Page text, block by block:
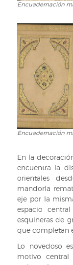
Encuadernación
de
cartera.
Sig:
2PP
73
Encuadernación
Encuadernación
de
cartera.
Sig:
2PP
73
Encuadernación
En la
encuentra la
orientales
mandorla
eje por la
espacio
esquineras de
que completan
Lo novedoso
motivo central